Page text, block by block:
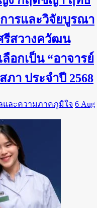
ารและวิจัยบูรณา
สวางควัฒน
อกเป็น “อาจารย์
า ประจำปี 2568
และความภาคภูมิใจ 6 Aug